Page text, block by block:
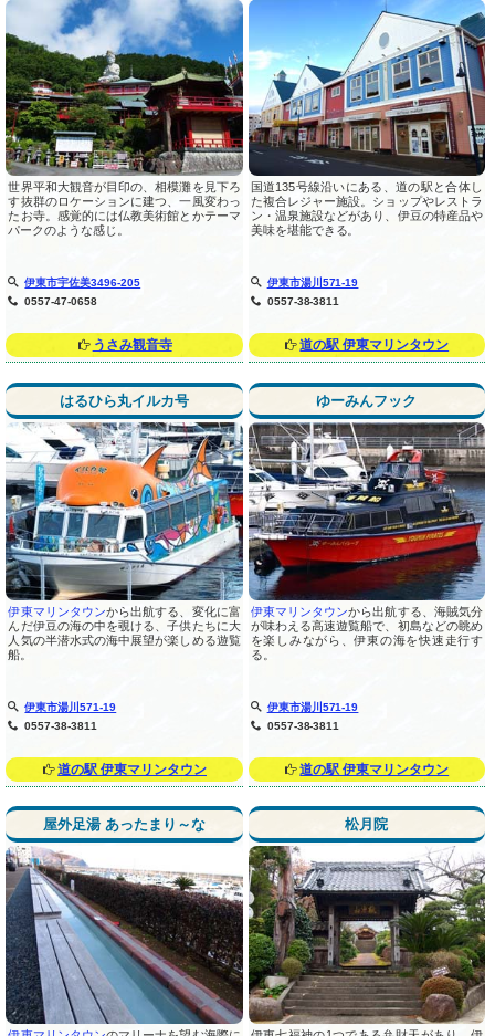
世界平和大観音が目印の、相模灘を見下ろ
す抜群のロケーションに建つ、一風変わっ
たお寺。感覚的には仏教美術館とかテーマ
パークのような感じ。
伊東市宇佐美3496-205
0557-47-0658
うさみ観音寺
国道135号線沿いにある、道の駅と合体し
た複合レジャー施設。ショップやレストラ
ン・温泉施設などがあり、伊豆の特産品や
美味を堪能できる。
伊東市湯川571-19
0557-38-3811
道の駅 伊東マリンタウン
はるひら丸イルカ号
伊東マリンタウンから出航する、変化に富
んだ伊豆の海の中を覗ける、子供たちに大
人気の半潜水式の海中展望が楽しめる遊覧
船。
伊東市湯川571-19
0557-38-3811
道の駅 伊東マリンタウン
ゆーみんフック
伊東マリンタウンから出航する、海賊気分
が味わえる高速遊覧船で、初島などの眺め
を楽しみながら、伊東の海を快速走行す
る。
伊東市湯川571-19
0557-38-3811
道の駅 伊東マリンタウン
屋外足湯 あったまり～な 松月院